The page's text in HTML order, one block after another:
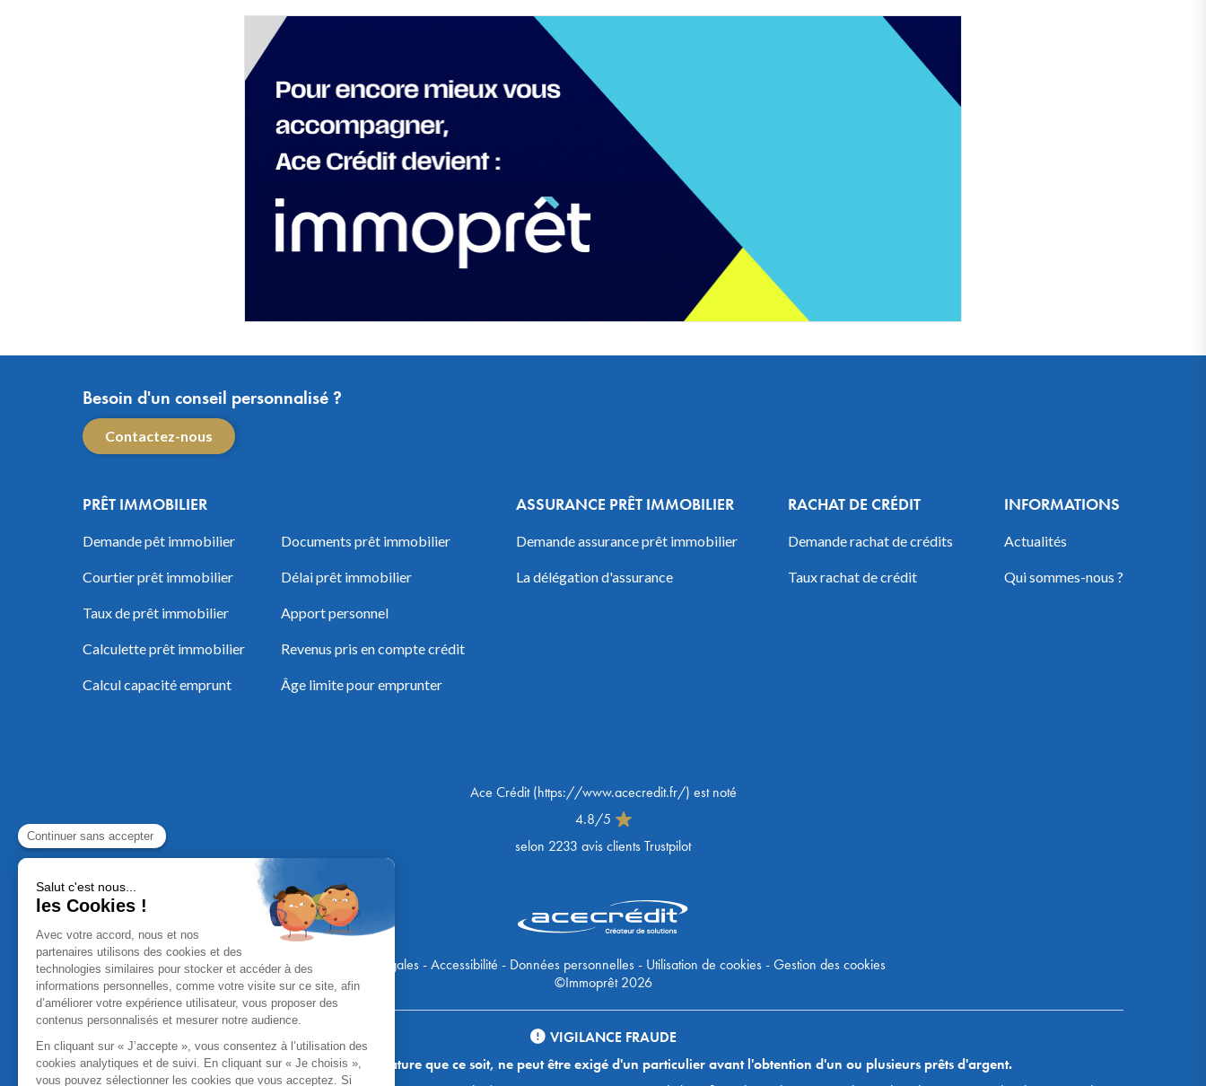
Besoin d'un conseil personnalisé ?
Contactez-nous
PRÊT IMMOBILIER
Demande pêt immobilier
Courtier prêt immobilier
Taux de prêt immobilier
Calculette prêt immobilier
Calcul capacité emprunt
Documents prêt immobilier
Délai prêt immobilier
Apport personnel
Revenus pris en compte crédit
Âge limite pour emprunter
ASSURANCE PRÊT IMMOBILIER
Demande assurance prêt immobilier
La délégation d'assurance
RACHAT DE CRÉDIT
Demande rachat de crédits
Taux rachat de crédit
INFORMATIONS
Actualités
Qui sommes-nous ?
Ace Crédit(https://www.acecredit.fr/) est noté
4.8/5
selon 2233 avis clients Trustpilot
Mentions Légales-Accessibilité - Données personnelles- Utilisation de cookies-Gestion des cookies
©Immoprêt 2026
VIGILANCE FRAUDE
Aucun versement, de quelque nature que ce soit, ne peut être exigé d'un particulier avant l'obtention d'un ou plusieurs prêts d'argent.